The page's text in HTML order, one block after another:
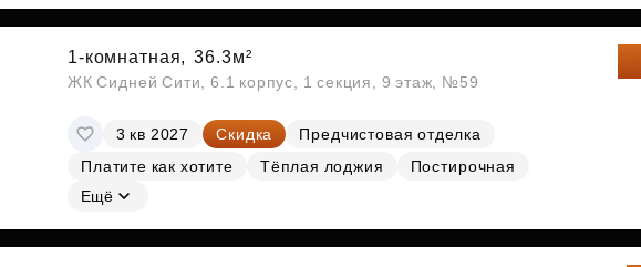
1-комнатная, 36.3м²
ЖК Сидней Сити, 6.1 корпус, 1 секция, 9 этаж, №59
3 кв 2027 Скидка
Предчистовая отделка
Платите как хотите
Тёплая лоджия
Постирочная
Ещё